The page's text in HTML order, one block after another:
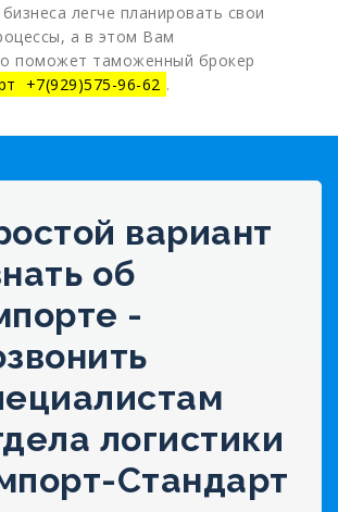
легче планировать свои
а в этом Вам
поможет таможенный брокер
+7(929)575-96-62 .
вариант
об
-
логистики
Стандарт